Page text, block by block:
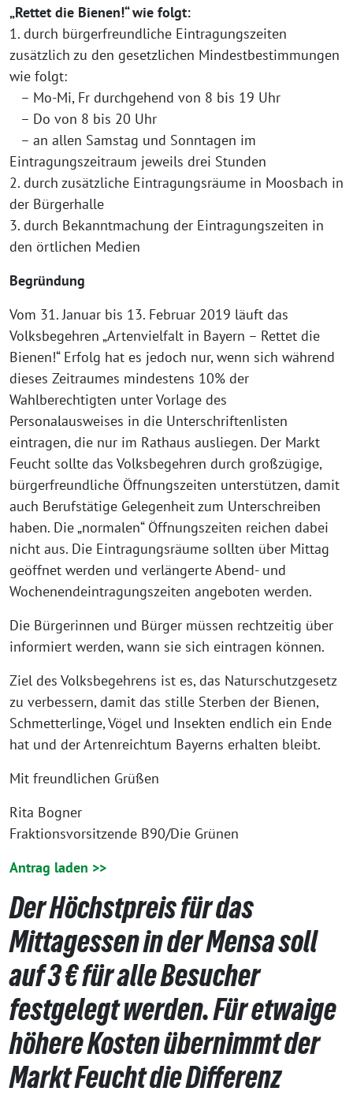
„Rettet die Bienen!“ wie folgt:
1. durch bürgerfreundliche Eintragungszeiten
zusätzlich zu den gesetzlichen Mindestbestimmungen
wie folgt:
– Mo-Mi, Fr durchgehend von 8 bis 19 Uhr
– Do von 8 bis 20 Uhr
– an allen Samstag und Sonntagen im
Eintragungszeitraum jeweils drei Stunden
2. durch zusätzliche Eintragungsräume in Moosbach in
der Bürgerhalle
3. durch Bekanntmachung der Eintragungszeiten in
den örtlichen Medien
Begründung
Vom 31. Januar bis 13. Februar 2019 läuft das
Volksbegehren „Artenvielfalt in Bayern – Rettet die
Bienen!“ Erfolg hat es jedoch nur, wenn sich während
dieses Zeitraumes mindestens 10% der
Wahlberechtigten unter Vorlage des
Personalausweises in die Unterschriftenlisten
eintragen, die nur im Rathaus ausliegen. Der Markt
Feucht sollte das Volksbegehren durch großzügige,
bürgerfreundliche Öffnungszeiten unterstützen, damit
auch Berufstätige Gelegenheit zum Unterschreiben
haben. Die „normalen“ Öffnungszeiten reichen dabei
nicht aus. Die Eintragungsräume sollten über Mittag
geöffnet werden und verlängerte Abend- und
Wochenendeintragungszeiten angeboten werden.
Die Bürgerinnen und Bürger müssen rechtzeitig über
informiert werden, wann sie sich eintragen können.
Ziel des Volksbegehrens ist es, das Naturschutzgesetz
zu verbessern, damit das stille Sterben der Bienen,
Schmetterlinge, Vögel und Insekten endlich ein Ende
hat und der Artenreichtum Bayerns erhalten bleibt.
Mit freundlichen Grüßen
Rita Bogner
Fraktionsvorsitzende B90/Die Grünen
Antrag laden >>
Der Höchstpreis für das
Mittagessen in der Mensa soll
auf 3 € für alle Besucher
festgelegt werden. Für etwaige
höhere Kosten übernimmt der
Markt Feucht die Differenz